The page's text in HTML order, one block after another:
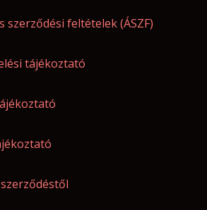
szerződési feltételek (ÁSZF)
tájékoztató